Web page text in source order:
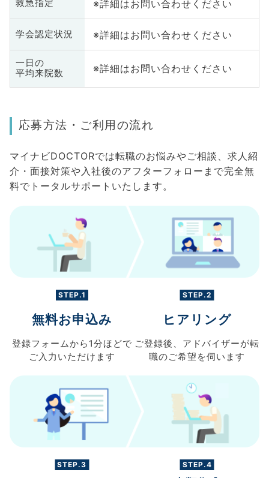
救急指定 ※詳細はお問い合わせください
学会認定状況 ※詳細はお問い合わせください
一日の
平均来院数
※詳細はお問い合わせください
応募方法・ご利用の流れ
マイナビDOCTORでは転職のお悩みやご相談、求人紹
介・面接対策や入社後のアフターフォローまで完全無
料でトータルサポートいたします。
STEP.1
無料お申込み
登録フォームから 1分ほどで
ご入力 いただけます
STEP.2
ヒアリング
ご登録後、 アドバイザーが転
職のご希望を伺います
STEP.3 STEP.4